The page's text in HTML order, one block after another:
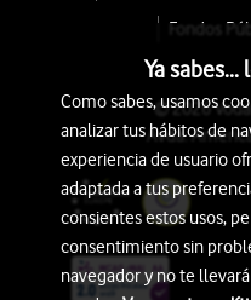
Fondos
© 2026
Avda.
Ya
Como sabes, usamos
analizar tus hábitos de
experiencia de usuario
adaptada a tus
consientes estos usos,
consentimiento sin
navegador y no te